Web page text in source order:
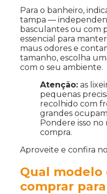
Para o banheiro,
tampa —
basculantes ou com
essencial para
maus odores e
tamanho, escolha
com o seu ambiente.
Atenção: as
pequenas
recolhido com
grandes
Pondere isso
compra.
Aproveite e confira
Qual modelo
comprar